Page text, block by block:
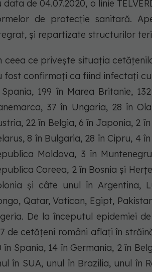
data de 04.07.2020, o linie
de protecție sanitară.
și repartizate structurilor
ceea ce privește situația
fost confirmați ca fiind infectați cu
199 în Marea Britanie,
37 în Ungaria, 28 în
22 în Belgia, 6 în Japonia, 2
8 în Bulgaria, 28 în Cipru, 4
Moldova, 3 în
Coreea, 2 în Bosnia și
și câte unul în Argentina,
Qatar, Vatican, Egipt,
De la începutul epidemiei
de cetățeni români aflați în
în Spania, 14 în Germania, 2 în
în SUA, unul în Brazilia, unul în